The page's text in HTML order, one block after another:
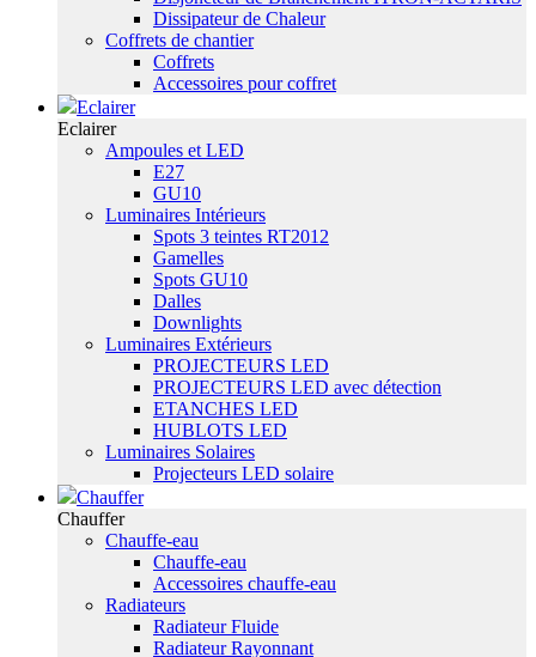
Dissipateur de Chaleur
Coffrets de chantier
Coffrets
Accessoires pour coffret
Eclairer
Eclairer
Ampoules et LED
E27
GU10
Luminaires Intérieurs
Spots 3 teintes RT2012
Gamelles
Spots GU10
Dalles
Downlights
Luminaires Extérieurs
PROJECTEURS LED
PROJECTEURS LED avec détection
ETANCHES LED
HUBLOTS LED
Luminaires Solaires
Projecteurs LED solaire
Chauffer
Chauffer
Chauffe-eau
Chauffe-eau
Accessoires chauffe-eau
Radiateurs
Radiateur Fluide
Radiateur Rayonnant